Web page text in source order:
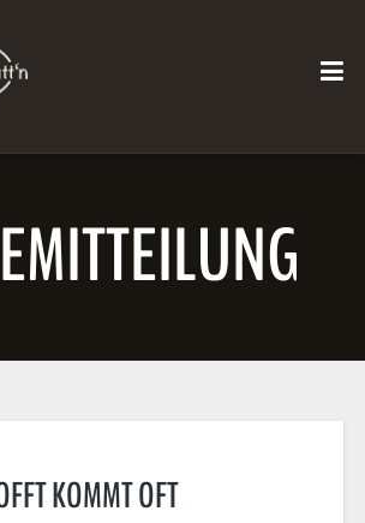
KOMMT OFT